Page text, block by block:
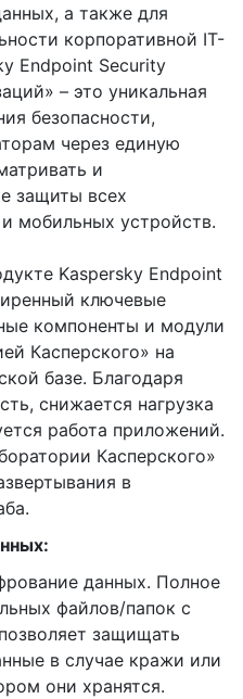
а также для
корпоративной IT-
Endpoint Security
– это уникальная
безопасности,
через единую
и
защиты всех
мобильных устройств.
Kaspersky Endpoint
ключевые
компоненты и модули
Касперского» на
базе. Благодаря
снижается нагрузка
работа приложений.
Касперского»
в
данных. Полное
файлов/папок с
защищать
в случае кражи или
они хранятся.